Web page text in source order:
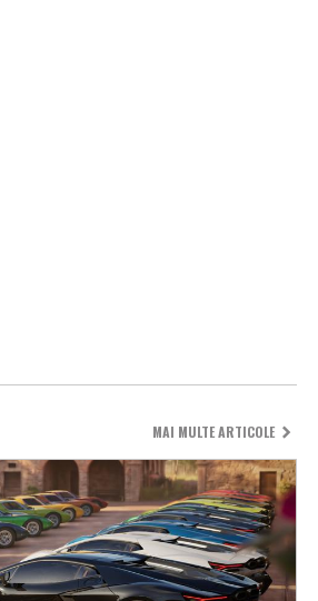
MAI MULTE ARTICOLE